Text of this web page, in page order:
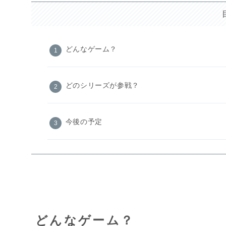
どんなゲーム？
どのシリーズが参戦？
今後の予定
どんなゲーム？